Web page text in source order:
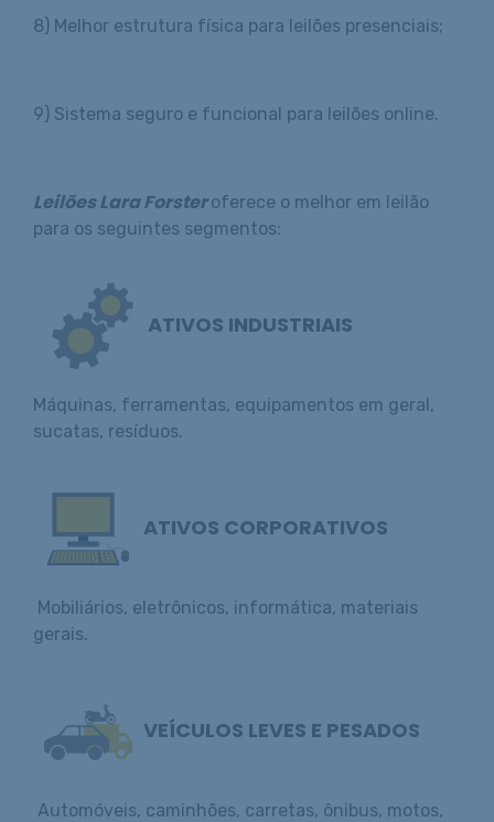
8) Melhor estrutura física para leilões presenciais;
9) Sistema seguro e funcional para leilões online.
Leilões Lara Forsteroferece o melhor em leilão
para os seguintes segmentos:
ATIVOS INDUSTRIAIS
Máquinas, ferramentas, equipamentos em geral,
sucatas, resíduos.
ATIVOS CORPORATIVOS
Mobiliários, eletrônicos, informática, materiais
gerais.
VEÍCULOS LEVES E PESADOS
Automóveis, caminhões, carretas, ônibus, motos,